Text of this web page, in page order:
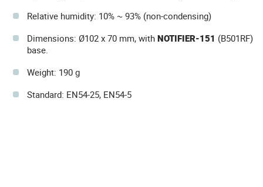
Relative humidity: 10% ~ 93% (non-condensing)
Dimensions: Ø102 x 70 mm, with NOTIFIER-151 (B501RF)
base.
Weight: 190 g
Standard: EN54-25, EN54-5